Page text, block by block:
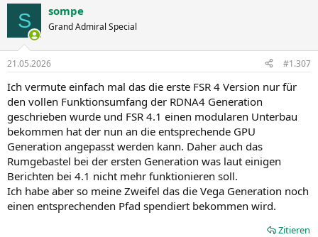
S sompe
Grand Admiral Special
21.05.2026 #1.307
Ich vermute einfach mal das die erste FSR 4 Version nur für
den vollen Funktionsumfang der RDNA4 Generation
geschrieben wurde und FSR 4.1 einen modularen Unterbau
bekommen hat der nun an die entsprechende GPU
Generation angepasst werden kann. Daher auch das
Rumgebastel bei der ersten Generation was laut einigen
Berichten bei 4.1 nicht mehr funktionieren soll.
Ich habe aber so meine Zweifel das die Vega Generation noch
einen entsprechenden Pfad spendiert bekommen wird.
Zitieren